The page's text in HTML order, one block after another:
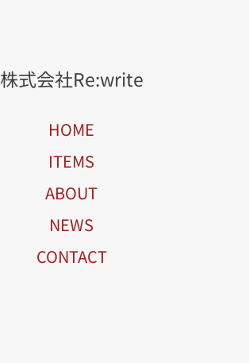
株式会社Re:write
HOME
ITEMS
ABOUT
NEWS
CONTACT